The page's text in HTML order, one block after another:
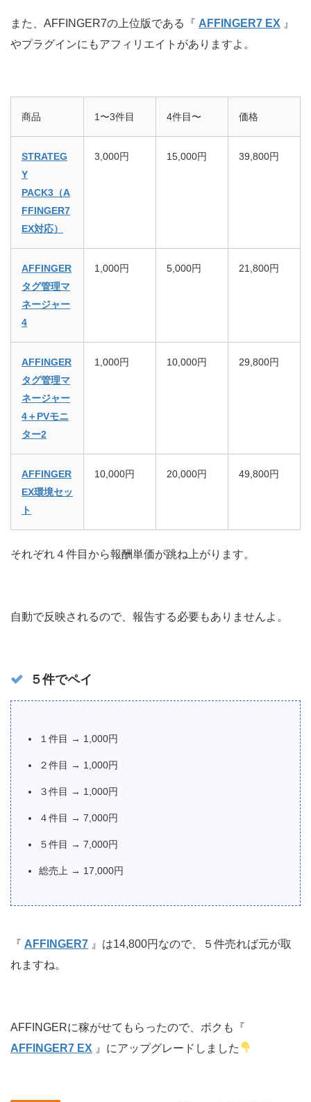
また、AFFINGER7の上位版である『 AFFINGER7 EX 』
やプラグインにもアフィリエイトがありますよ。
商品 1〜3件目 4件目〜 価格
STRATEG
Y
PACK3（A
FFINGER7
EX対応）
3,000円 15,000円 39,800円
AFFINGER
タグ管理マ
ネージャー
4
1,000円 5,000円 21,800円
AFFINGER
タグ管理マ
ネージャー
4＋PVモニ
ター2
1,000円 10,000円 29,800円
AFFINGER
EX環境セッ
ト
10,000円 20,000円 49,800円
それぞれ４件目から報酬単価が跳ね上がります。
自動で反映されるので、報告する必要もありませんよ。
５件でペイ
１件目 → 1,000円
２件目 → 1,000円
３件目 → 1,000円
４件目 → 7,000円
５件目 → 7,000円
総売上 → 17,000円
『 AFFINGER7 』は14,800円なので、５件売れば元が取
れますね。
AFFINGERに稼がせてもらったので、ボクも『
AFFINGER7 EX 』にアップグレードしました